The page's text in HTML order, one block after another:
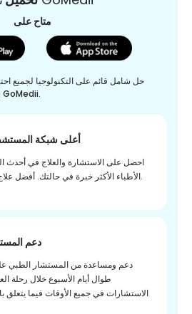
متاح على
حل شامل قائم على التكنولوجيا لجميع
والمراقبة المتوفرة في تطبيق GoMedii.
أعلى شبكة
احصل على الاستشارة والعلاج في أحدث
الأطباء الأكثر خبرة في حالتك. أفضل علاج بتكلفة معقولة.
دعم
دعم ومساعدة من المستشار الطبي
طوال أيام الأسبوع خلال رحلة
الاستشارات في جميع الأوقات فيما يتعلق